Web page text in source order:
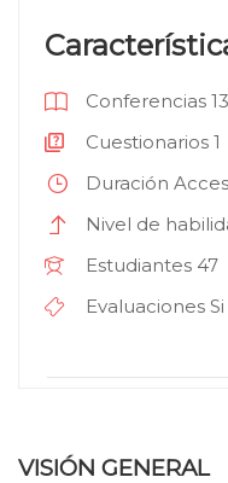
VISIÓN GENERAL
Conferencias 13
Cuestionarios 1
Duración
Nivel de
Estudiantes 47
Evaluaciones Si